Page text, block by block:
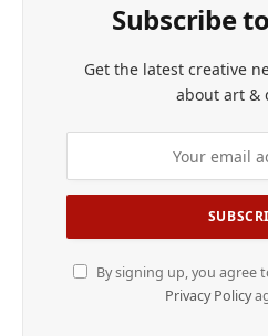
Subscribe
Get the latest creative
about art &
By signing up, you agree
Privacy Policy